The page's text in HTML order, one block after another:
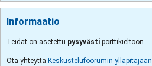
Informaatio
Teidät on asetettu pysyvästi porttikieltoon.
Ota yhteyttä Keskustelufoorumin ylläpitäjään